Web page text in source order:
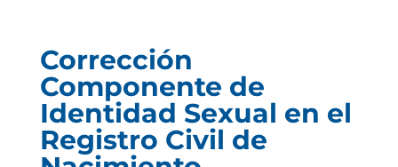
Corrección
Componente de
Identidad Sexual en el
Registro Civil de